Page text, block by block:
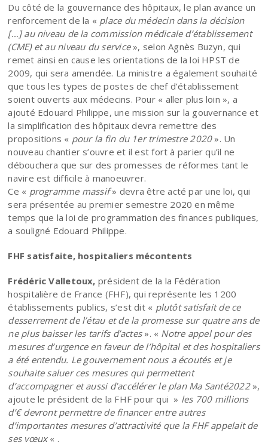
Du côté de la gouvernance des hôpitaux, le plan avance un
renforcement de la « place du médecin dans la décision
[…] au niveau de la commission médicale d’établissement
(CME) et au niveau du service », selon Agnès Buzyn, qui
remet ainsi en cause les orientations de la loi HPST de
2009, qui sera amendée. La ministre a également souhaité
que tous les types de postes de chef d’établissement
soient ouverts aux médecins. Pour « aller plus loin », a
ajouté Edouard Philippe, une mission sur la gouvernance et
la simplification des hôpitaux devra remettre des
propositions « pour la fin du 1er trimestre 2020 ». Un
nouveau chantier s’ouvre et il est fort à parier qu’il ne
débouchera que sur des promesses de réformes tant le
navire est difficile à manoeuvrer.
Ce « programme massif» devra être acté par une loi, qui
sera présentée au premier semestre 2020 en même
temps que la loi de programmation des finances publiques,
a souligné Edouard Philippe.
FHF satisfaite, hospitaliers mécontents
Frédéric Valletoux, président de la la Fédération
hospitalière de France (FHF), qui représente les 1200
établissements publics, s’est dit « plutôt satisfait de ce
desserrement de l’étau et de la promesse sur quatre ans de
ne plus baisser les tarifs d’actes». « Notre appel pour des
mesures d’urgence en faveur de l’hôpital et des hospitaliers
a été entendu. Le gouvernement nous a écoutés et je
souhaite saluer ces mesures qui permettent
d’accompagner et aussi d’accélérer le plan Ma Santé2022»,
ajoute le président de la FHF pour qui » les 700 millions
d’€ devront permettre de financer entre autres
d’importantes mesures d’attractivité que la FHF appelait de
ses vœux « .